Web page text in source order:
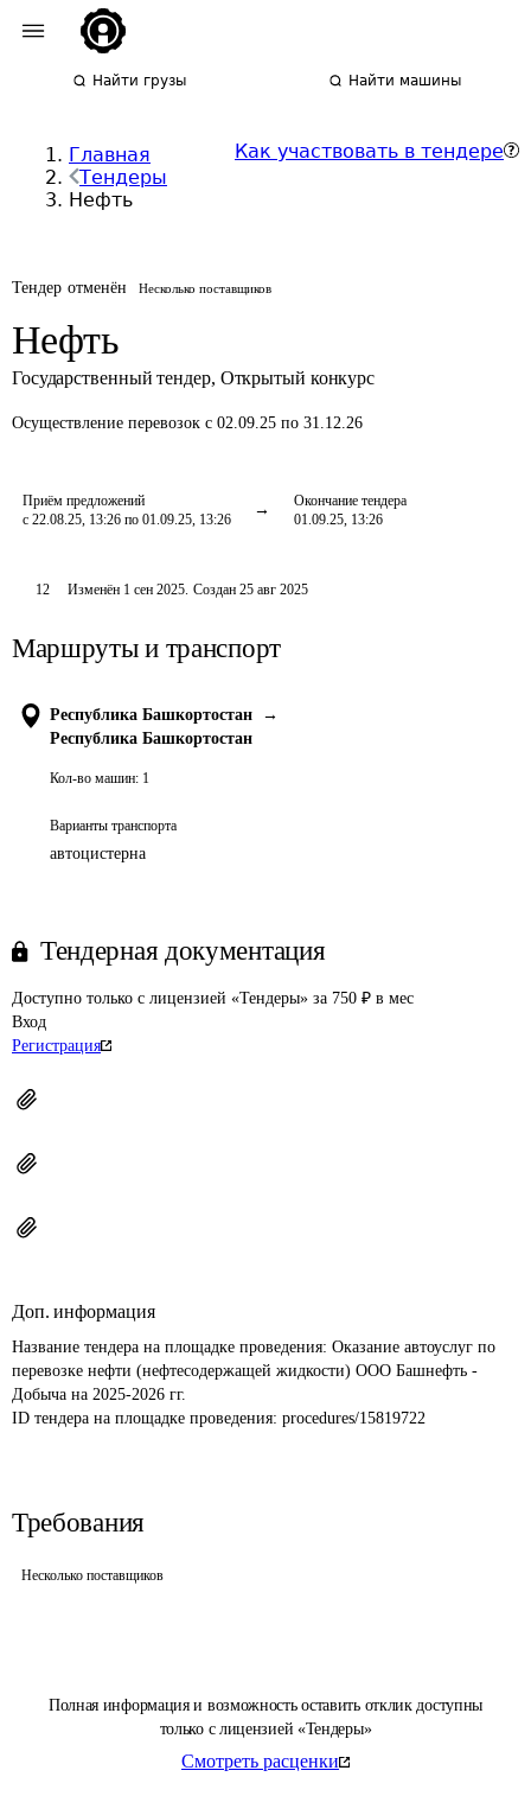
Найти грузы Найти машины
Главная
Тендеры
Нефть
Как участвовать в тендере
Тендер отменён Несколько поставщиков
Нефть
Государственный тендер, Открытый конкурс
Осуществление перевозок с 02.09.25 по 31.12.26
Приём предложений
с 22.08.25, 13:26 по 01.09.25, 13:26
Окончание тендера
01.09.25, 13:26
Полная информация и возможность оставить отклик доступны
только с лицензией «Тендеры»
Смотреть расценки
12 Изменён 1 сен 2025. Создан 25 авг 2025
Маршруты и транспорт
Республика Башкортостан
→
Республика Башкортостан
Кол-во машин: 1
Варианты транспорта
автоцистерна
Тендерная документация
Доступно только с лицензией «Тендеры» за 750 ₽ в мес
Вход
Регистрация
Доп. информация
Название тендера на площадке проведения: Оказание автоуслуг по
перевозке нефти (нефтесодержащей жидкости) ООО Башнефть -
Добыча на 2025-2026 гг.
ID тендера на площадке проведения: procedures/15819722
Требования
Несколько поставщиков